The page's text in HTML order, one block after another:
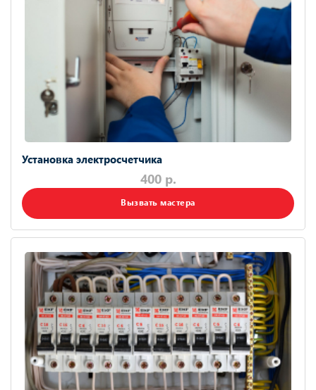
Установка электросчетчика
400 р.
Вызвать мастера